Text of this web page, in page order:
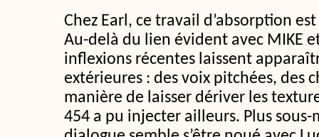
Chez Earl, ce travail d’absorption
Au-delà du lien évident avec MIKE
inflexions récentes laissent
extérieures : des voix pitchées, des
manière de laisser dériver les
454 a pu injecter ailleurs. Plus